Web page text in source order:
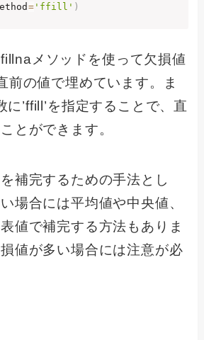
='ffill' )
メソッドを使って欠損値
前の値で埋めています。ま
’ffill’を指定することで、直
とができます。
補完するための手法とし
場合には平均値や中央値、
値で補完する方法もありま
値が多い場合には注意が必